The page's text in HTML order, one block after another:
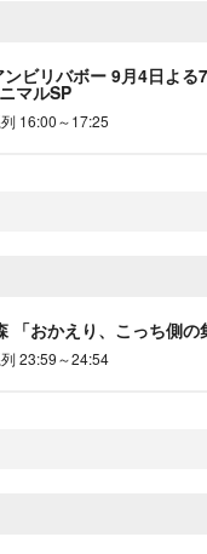
ビリバボー 9月4日よる
マルSP
16:00～17:25
「おかえり、こっち側の
23:59～24:54